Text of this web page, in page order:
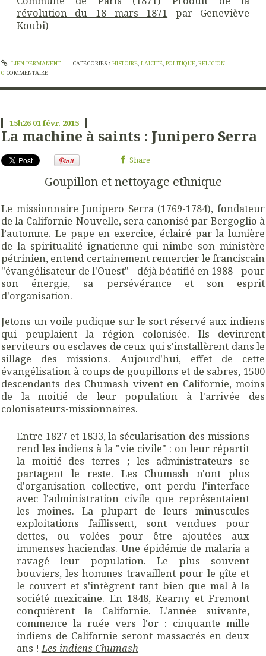
révolution du 18 mars 1871
par Geneviève
Koubi)
LIEN PERMANENT CATÉGORIES : HISTOIRE, LAÏCITÉ, POLITIQUE, RELIGION
0 COMMENTAIRE
15h26 01févr. 2015
La machine à saints : Junipero Serra
Share
Goupillon et nettoyage ethnique
Le missionnaire Junipero Serra (1769-1784), fondateur
de la Californie-Nouvelle, sera canonisé par Bergoglio à
l’automne. Le pape en exercice, éclairé par la lumière
de la spiritualité ignatienne qui nimbe son ministère
pétrinien, entend certainement remercier le franciscain
"évangélisateur de l'Ouest" - déjà béatifié en 1988 - pour
son énergie, sa persévérance et son esprit
d'organisation.
Jetons un voile pudique sur le sort réservé aux indiens
qui peuplaient la région colonisée. Ils devinrent
serviteurs ou esclaves de ceux qui s'installèrent dans le
sillage des missions. Aujourd'hui, effet de cette
évangélisation à coups de goupillons et de sabres, 1500
descendants des Chumash vivent en Californie, moins
de la moitié de leur population à l'arrivée des
colonisateurs-missionnaires.
Entre 1827 et 1833, la sécularisation des missions
rend les indiens à la "vie civile" : on leur répartit
la moitié des terres ; les administrateurs se
partagent le reste. Les Chumash n'ont plus
d'organisation collective, ont perdu l'interface
avec l'administration civile que représentaient
les moines. La plupart de leurs minuscules
exploitations faillissent, sont vendues pour
dettes, ou volées pour être ajoutées aux
immenses haciendas. Une épidémie de malaria a
ravagé leur population. Le plus souvent
bouviers, les hommes travaillent pour le gîte et
le couvert et s'intègrent tant bien que mal à la
société mexicaine. En 1848, Kearny et Fremont
conquièrent la Californie. L'année suivante,
commence la ruée vers l'or : cinquante mille
indiens de Californie seront massacrés en deux
ans !Les indiens Chumash